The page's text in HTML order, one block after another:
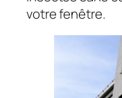
votre fenêtre.